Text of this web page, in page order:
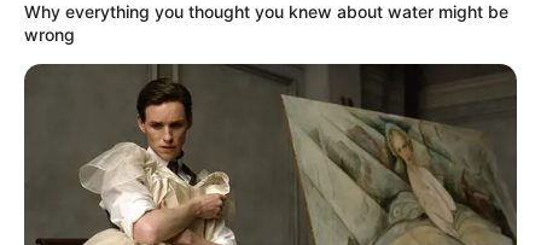
Περισσότερα νέα από την Εύβοια
Why everything you thought you knew about water might be
wrong